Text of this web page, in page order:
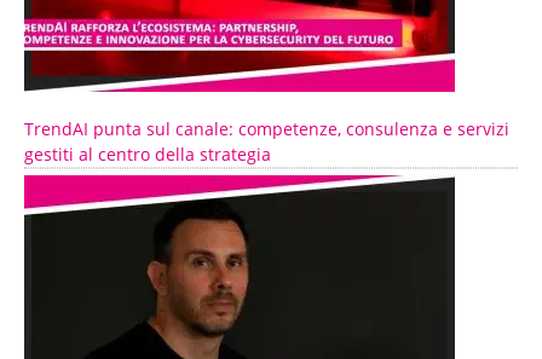
TrendAI punta sul canale: competenze, consulenza e servizi
gestiti al centro della strategia